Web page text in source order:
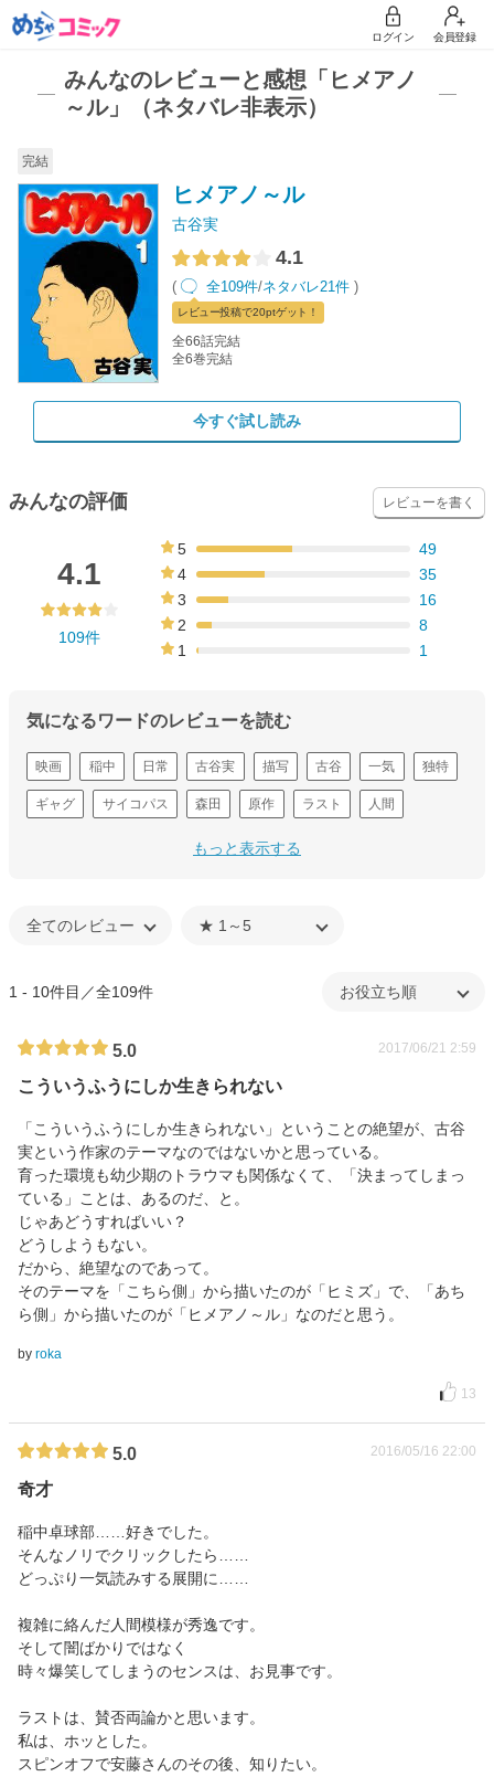
ログイン 会員登録
みんなのレビューと感想「ヒメアノ
～ル」（ネタバレ非表示）
完結
ヒメアノ～ル
古谷実
4.1
( 全109件/ネタバレ21件 )
レビュー投稿で20ptゲット！
全66話完結
全6巻完結
今すぐ試し読み
みんなの評価 レビューを書く
4.1
109件
5
49
4
35
3
16
2
8
1
1
気になるワードのレビューを読む
映画 稲中 日常 古谷実 描写 古谷 一気 独特
ギャグ サイコパス 森田 原作 ラスト 人間
もっと表示する
1 - 10件目／全109件
5.0 2017/06/21 2:59
こういうふうにしか生きられない
「こういうふうにしか生きられない」ということの絶望が、古谷
実という作家のテーマなのではないかと思っている。
育った環境も幼少期のトラウマも関係なくて、「決まってしまっ
ている」ことは、あるのだ、と。
じゃあどうすればいい？
どうしようもない。
だから、絶望なのであって。
そのテーマを「こちら側」から描いたのが「ヒミズ」で、「あち
ら側」から描いたのが「ヒメアノ～ル」なのだと思う。
by roka
13
5.0 2016/05/16 22:00
奇才
稲中卓球部……好きでした。
そんなノリでクリックしたら……
どっぷり一気読みする展開に……
複雑に絡んだ人間模様が秀逸です。
そして闇ばかりではなく
時々爆笑してしまうのセンスは、お見事です。
ラストは、賛否両論かと思います。
私は、ホッとした。
スピンオフで安藤さんのその後、知りたい。